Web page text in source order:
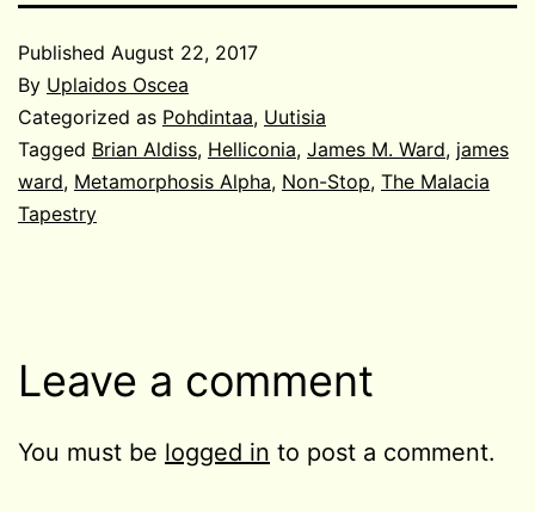
Published August 22, 2017
By Uplaidos Oscea
Categorized as Pohdintaa, Uutisia
Tagged Brian Aldiss, Helliconia, James M. Ward, james
ward, Metamorphosis Alpha, Non-Stop, The Malacia
Tapestry
Leave a comment
You must be logged in to post a comment.